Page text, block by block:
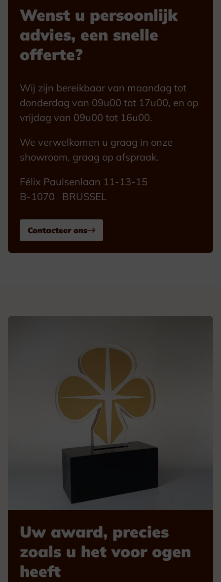
Wenst u persoonlijk
advies, een snelle
offerte?
Wij zijn bereikbaar van maandag tot
donderdag van 09u00 tot 17u00, en op
vrijdag van 09u00 tot 16u00.
We verwelkomen u graag in onze
showroom, graag op afspraak.
Félix Paulsenlaan 11-13-15
B-1070 BRUSSEL
Contacteer ons
Uw award, precies
zoals u het voor ogen
heeft